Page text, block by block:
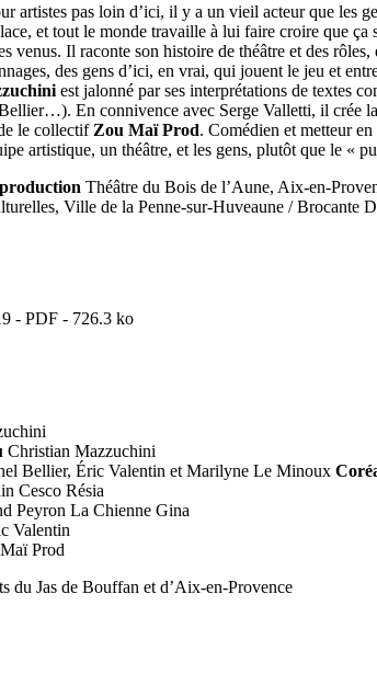
artistes pas loin d’ici, il y a un vieil acteur que les
et tout le monde travaille à lui faire croire que
venus. Il raconte son histoire de théâtre et des
des gens d’ici, en vrai, qui jouent le jeu et
est jalonné par ses interprétations de textes
En connivence avec Serge Valletti, il crée
le collectif Zou Maï Prod. Comédien et metteur
artistique, un théâtre, et les gens, plutôt que le «
Théâtre du Bois de l’Aune, Aix-en-
Ville de la Penne-sur-Huveaune / Brocante
- PDF - 726.3 ko
Christian Mazzuchini
Bellier, Éric Valentin et Marilyne Le Minoux
Cesco Résia
Peyron La Chienne Gina
Valentin
Prod
du Jas de Bouffan et d’Aix-en-Provence